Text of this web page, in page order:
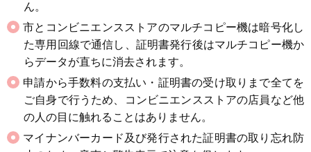
ん。
市とコンビニエンスストアのマルチコピー機は暗号化し
た専用回線で通信し、証明書発行後はマルチコピー機か
らデータが直ちに消去されます。
申請から手数料の支払い・証明書の受け取りまで全てを
ご自身で行うため、コンビニエンスストアの店員など他
の人の目に触れることはありません。
マイナンバーカード及び発行された証明書の取り忘れ防